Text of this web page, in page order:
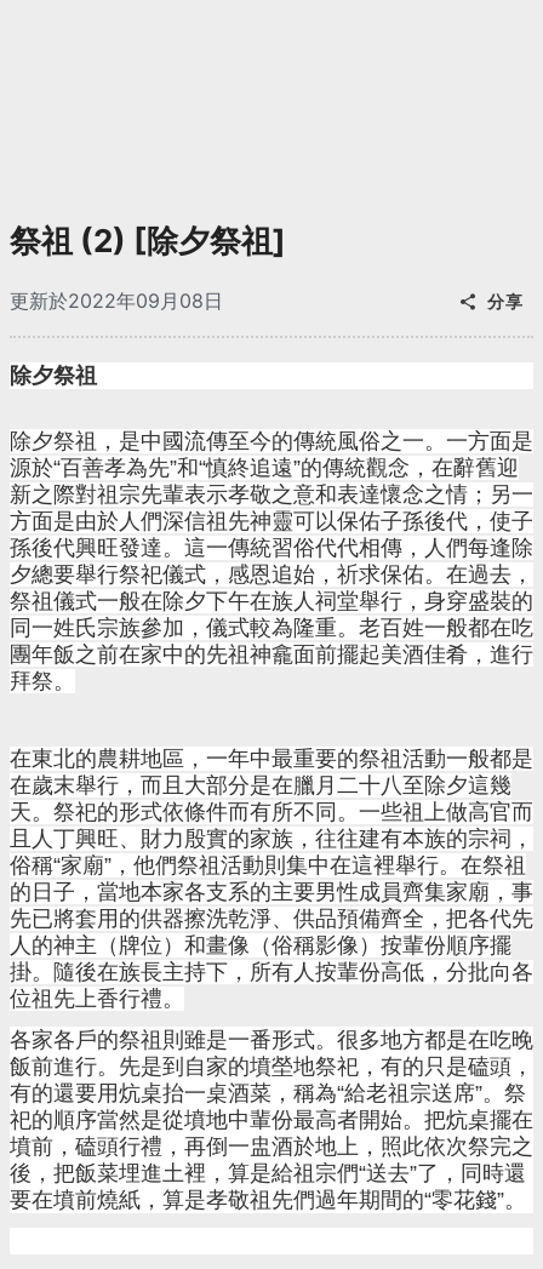
祭祖 (2) [除夕祭祖]
更新於2022年09月08日 分享
除夕祭祖
除夕祭祖，是中國流傳至今的傳統風俗之一。一方面是
源於“百善孝為先”和“慎終追遠”的傳統觀念，在辭舊迎
新之際對祖宗先輩表示孝敬之意和表達懷念之情；另一
方面是由於人們深信祖先神靈可以保佑子孫後代，使子
孫後代興旺發達。這一傳統習俗代代相傳，人們每逢除
夕總要舉行祭祀儀式，感恩追始，祈求保佑。在過去，
祭祖儀式一般在除夕下午在族人祠堂舉行，身穿盛裝的
同一姓氏宗族參加，儀式較為隆重。老百姓一般都在吃
團年飯之前在家中的先祖神龕面前擺起美酒佳肴，進行
拜祭。
在東北的農耕地區，一年中最重要的祭祖活動一般都是
在歲末舉行，而且大部分是在臘月二十八至除夕這幾
天。祭祀的形式依條件而有所不同。一些祖上做高官而
且人丁興旺、財力殷實的家族，往往建有本族的宗祠，
俗稱“家廟”，他們祭祖活動則集中在這裡舉行。在祭祖
的日子，當地本家各支系的主要男性成員齊集家廟，事
先已將套用的供器擦洗乾淨、供品預備齊全，把各代先
人的神主（牌位）和畫像（俗稱影像）按輩份順序擺
掛。隨後在族長主持下，所有人按輩份高低，分批向各
位祖先上香行禮。
各家各戶的祭祖則雖是一番形式。很多地方都是在吃晚
飯前進行。先是到自家的墳塋地祭祀，有的只是磕頭，
有的還要用炕桌抬一桌酒菜，稱為“給老祖宗送席”。祭
祀的順序當然是從墳地中輩份最高者開始。把炕桌擺在
墳前，磕頭行禮，再倒一盅酒於地上，照此依次祭完之
後，把飯菜埋進土裡，算是給祖宗們“送去”了，同時還
要在墳前燒紙，算是孝敬祖先們過年期間的“零花錢”。